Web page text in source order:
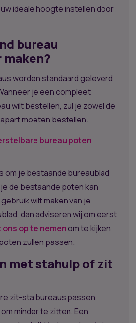
ideale hoogte instellen door
bureau
worden standaard geleverd
je een compleet
wilt bestellen, zul je zowel de
moeten bestellen.
bureau poten
om je bestaande bureaublad
de bestaande poten kan
wilt maken van je
dan adviseren wij om eerst
op te nemen om te kijken
zullen passen.
met stahulp of zit
zit-sta bureaus passen
minder te zitten. Een